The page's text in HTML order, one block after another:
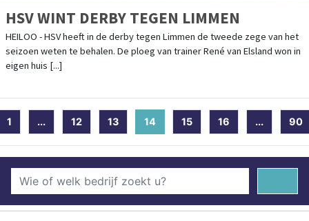
HSV WINT DERBY TEGEN LIMMEN
HEILOO - HSV heeft in de derby tegen Limmen de tweede zege van het
seizoen weten te behalen. De ploeg van trainer René van Elsland won in
eigen huis [...]
1 ... 12 13 14 (current)
15 16 ... 90